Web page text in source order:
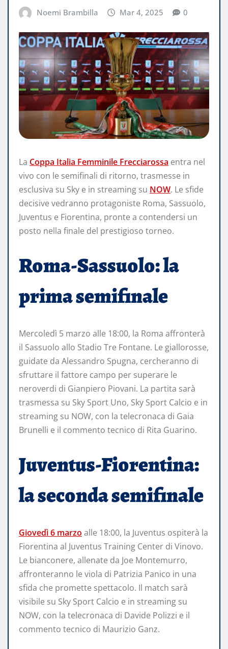
Noemi Brambilla Mar 4, 2025 0
La Coppa Italia Femminile Frecciarossa entra nel
vivo con le semifinali di ritorno, trasmesse in
esclusiva su Sky e in streaming su NOW. Le sfide
decisive vedranno protagoniste Roma, Sassuolo,
Juventus e Fiorentina, pronte a contendersi un
posto nella finale del prestigioso torneo.​
Roma-Sassuolo: la
prima semifinale
Mercoledì 5 marzo alle 18:00, la Roma affronterà
il Sassuolo allo Stadio Tre Fontane. Le giallorosse,
guidate da Alessandro Spugna, cercheranno di
sfruttare il fattore campo per superare le
neroverdi di Gianpiero Piovani. La partita sarà
trasmessa su Sky Sport Uno, Sky Sport Calcio e in
streaming su NOW, con la telecronaca di Gaia
Brunelli e il commento tecnico di Rita Guarino.​
Juventus-Fiorentina:
la seconda semifinale
Giovedì 6 marzo alle 18:00, la Juventus ospiterà la
Fiorentina al Juventus Training Center di Vinovo.
Le bianconere, allenate da Joe Montemurro,
affronteranno le viola di Patrizia Panico in una
sfida che promette spettacolo. Il match sarà
visibile su Sky Sport Calcio e in streaming su
NOW, con la telecronaca di Davide Polizzi e il
commento tecnico di Maurizio Ganz.​